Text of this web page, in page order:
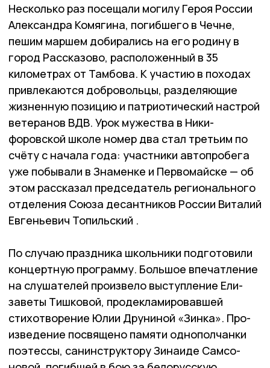
Несколько раз посещали могилу Героя России
Александра Комягина, погибшего в Чечне,
пешим маршем добирались на его родину в
город Рас­сказово, расположенный в 35
километрах от Тамбова. К участию в походах
привлекаются добровольцы, разделяющие
жизненную позицию и патриотический настрой
ветеранов ВДВ. Урок мужества в Ники­
форовской школе номер два стал третьим по
счёту с начала года: участники автопробега
уже побывали в Знаменке и Первомайске — об
этом рассказал председатель регионального
отделения Союза десантников России Виталий
Евгеньевич Топильский .
По случаю праздника школь­ники подготовили
концертную программу. Большое впечатление
на слушателей произвело выступление Ели­
заветы Тишковой, продекламировавшей
стихотворение Юлии Друниной «Зинка». Про­
изведение посвящено па­мяти однополчанки
поэтессы, санинструктору Зинаиде Самсо­